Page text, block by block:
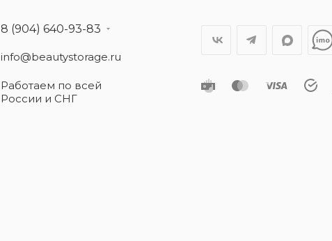
8 (904) 640-93-83
info@beautystorage.ru
Работаем по всей
России и СНГ